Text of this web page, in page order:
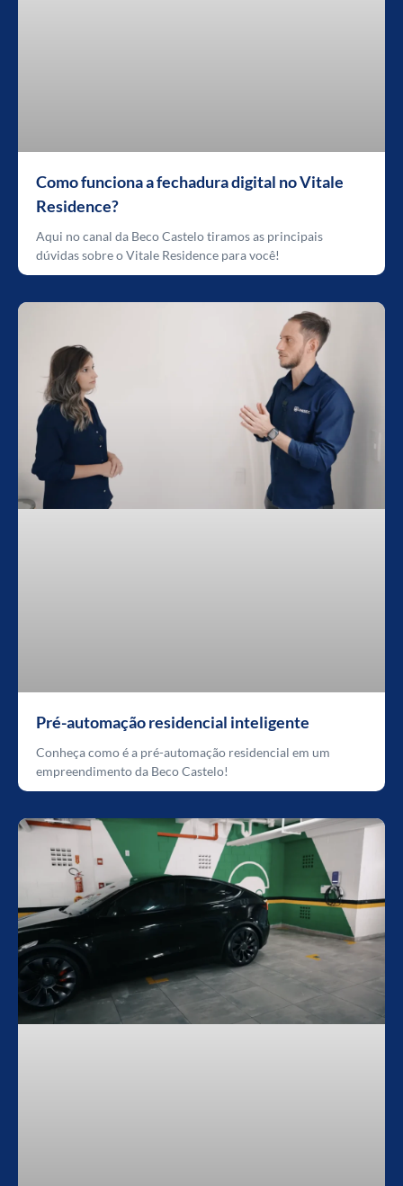
Como funciona a fechadura digital no Vitale
Residence?
Aqui no canal da Beco Castelo tiramos as principais
dúvidas sobre o Vitale Residence para você!
Pré-automação residencial inteligente
Conheça como é a pré-automação residencial em um
empreendimento da Beco Castelo!